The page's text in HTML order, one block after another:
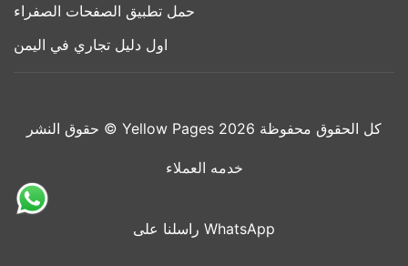
حمل تطبيق الصفحات الصفراء
اول دليل تجاري في اليمن
حقوق النشر © Yellow Pages 2026 كل الحقوق محفوظة
خدمه العملاء
راسلنا على WhatsApp